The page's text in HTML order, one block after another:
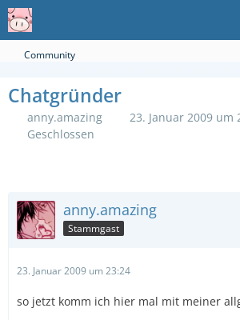
Community
Chatgründer
anny.amazing
23. Januar 2009 um
Geschlossen
anny.amazing
Stammgast
23. Januar 2009 um 23:24
so jetzt komm ich hier mal mit meiner